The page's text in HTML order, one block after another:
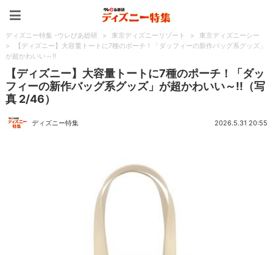
ディズニー特集 -ウレぴあ総研 > 東京ディズニーリゾート >
東京ディズニーシー
>
【ディズニー】大容量トートに7種のポーチ！「ダッフィーの新作バッグ系グッズ」
が超かわいい～!!
【ディズニー】大容量トートに7種のポーチ！「ダッ
フィーの新作バッグ系グッズ」が超かわいい～!!（写
真 2/46）
ディズニー特集 2026.5.31 20:55